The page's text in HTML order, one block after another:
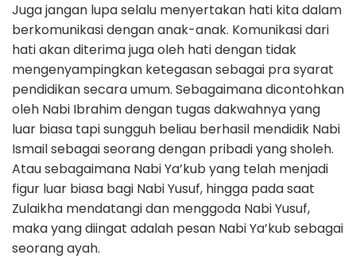
Juga jangan lupa selalu menyertakan hati kita dalam
berkomunikasi dengan anak-anak. Komunikasi dari
hati akan diterima juga oleh hati dengan tidak
mengenyampingkan ketegasan sebagai pra syarat
pendidikan secara umum. Sebagaimana dicontohkan
oleh Nabi Ibrahim dengan tugas dakwahnya yang
luar biasa tapi sungguh beliau berhasil mendidik Nabi
Ismail sebagai seorang dengan pribadi yang sholeh.
Atau sebagaimana Nabi Ya’kub yang telah menjadi
figur luar biasa bagi Nabi Yusuf, hingga pada saat
Zulaikha mendatangi dan menggoda Nabi Yusuf,
maka yang diingat adalah pesan Nabi Ya’kub sebagai
seorang ayah.